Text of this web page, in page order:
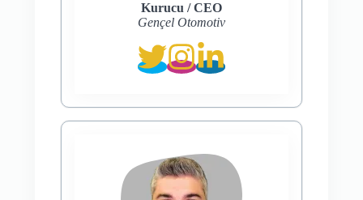
Kurucu / CEO
Gençel Otomotiv